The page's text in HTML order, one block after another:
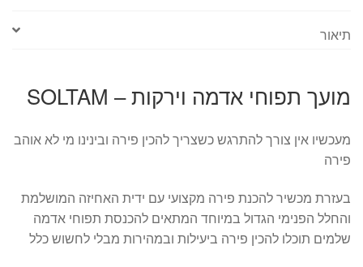
תיאור
מועך תפוחי אדמה וירקות – SOLTAM
מעכשיו אין צורך להתרגש כשצריך להכין פירה ובינינו מי לא אוהב
פירה
בעזרת מכשיר להכנת פירה מקצועי עם ידית האחיזה המושלמת
והחלל הפנימי הגדול במיוחד המתאים להכנסת תפוחי אדמה
שלמים תוכלו להכין פירה ביעילות ובמהירות מבלי לחשוש כלל